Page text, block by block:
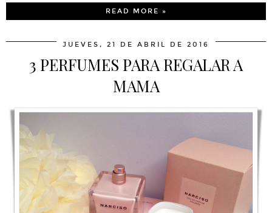
READ MORE »
JUEVES, 21 DE ABRIL DE 2016
3 PERFUMES PARA REGALAR A
MAMA